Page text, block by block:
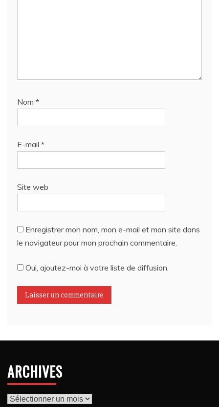
Nom *
E-mail *
Site web
Enregistrer mon nom, mon e-mail et mon site dans
le navigateur pour mon prochain commentaire.
Oui, ajoutez-moi à votre liste de diffusion.
ARCHIVES
Archives